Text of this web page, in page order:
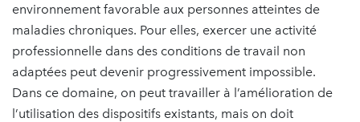
environnement favorable aux personnes atteintes de
maladies chroniques. Pour elles, exercer une activité
professionnelle dans des conditions de travail non
adaptées peut devenir progressivement impossible.
Dans ce domaine, on peut travailler à l’amélioration de
l’utilisation des dispositifs existants, mais on doit